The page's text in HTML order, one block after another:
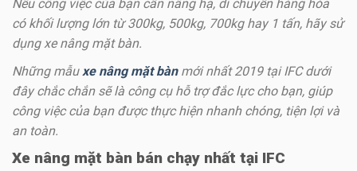
Nếu công việc của bạn cần nâng hạ, di chuyển hàng hóa
có khối lượng lớn từ 300kg, 500kg, 700kg hay 1 tấn, hãy sử
dụng xe nâng mặt bàn.
Những mẫu xe nâng mặt bànmới nhất 2019 tại IFC dưới
đây chắc chắn sẽ là công cụ hỗ trợ đắc lực cho bạn, giúp
công việc của bạn được thực hiện nhanh chóng, tiện lợi và
an toàn.
Xe nâng mặt bàn bán chạy nhất tại IFC